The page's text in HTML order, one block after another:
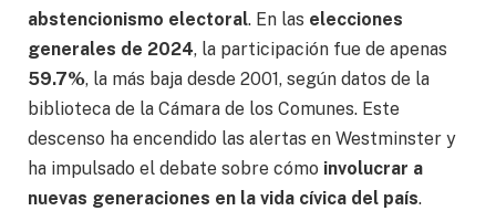
abstencionismo electoral. En las elecciones
generales de 2024, la participación fue de apenas
59.7%, la más baja desde 2001, según datos de la
biblioteca de la Cámara de los Comunes. Este
descenso ha encendido las alertas en Westminster y
ha impulsado el debate sobre cómo involucrar a
nuevas generaciones en la vida cívica del país.